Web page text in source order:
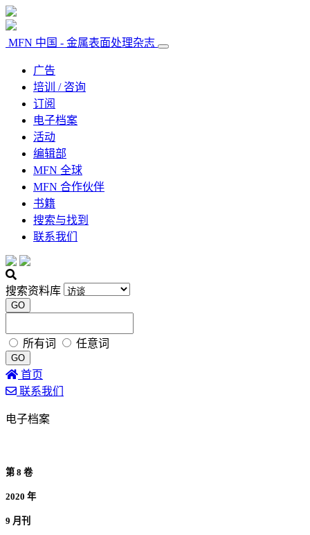
MFN 中国 - 金属表面处理杂志
广告
培训 / 咨询
订阅
电子档案
活动
编辑部
MFN 全球
MFN 合作伙伴
书籍
搜索与找到
联系我们
搜索资料库
GO
所有词 任意词
GO
首页
联系我们
电子档案
第 8 卷
2020 年
9 月刊